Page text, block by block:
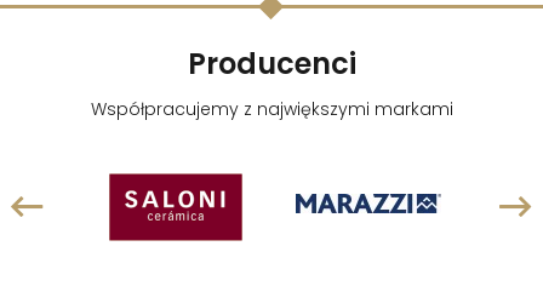
Producenci
Współpracujemy z największymi markami